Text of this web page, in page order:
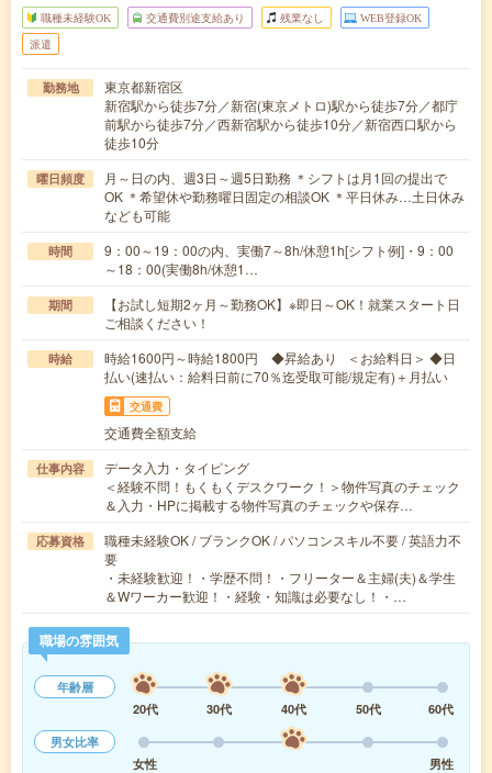
職種未経験OK 交通費別途支給あり 残業なし WEB登録OK
派遣
勤務地
東京都新宿区
新宿駅から徒歩7分／新宿(東京メトロ)駅から徒歩7分／都庁
前駅から徒歩7分／西新宿駅から徒歩10分／新宿西口駅から
徒歩10分
曜日頻度
月～日の内、週3日～週5日勤務 ＊シフトは月1回の提出で
OK ＊希望休や勤務曜日固定の相談OK ＊平日休み…土日休み
なども可能
時間
9：00～19：00の内、実働7～8h/休憩1h[シフト例]・9：00
～18：00(実働8h/休憩1…
期間
【お試し短期2ヶ月～勤務OK】※即日～OK！就業スタート日
ご相談ください！
時給
時給1600円～時給1800円 ◆昇給あり ＜お給料日＞ ◆日
払い(速払い：給料日前に70％迄受取可能/規定有)＋月払い
交通費
交通費全額支給
仕事内容
データ入力・タイピング
＜経験不問！もくもくデスクワーク！＞物件写真のチェック
＆入力・HPに掲載する物件写真のチェックや保存…
応募資格
職種未経験OK / ブランクOK / パソコンスキル不要 / 英語力不
要
・未経験歓迎！・学歴不問！・フリーター＆主婦(夫)＆学生
＆Wワーカー歓迎！・経験・知識は必要なし！・…
職場の雰囲気
年齢層
20代
30代 40代 50代
60代
男女比率
女性
男性